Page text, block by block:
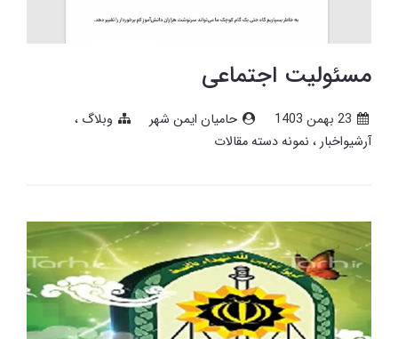
مسئولیت اجتماعی
23 بهمن 1403 حامیان ایمن شهر
وبلاگ
آرشیواخبار نمونه دسته مقالات